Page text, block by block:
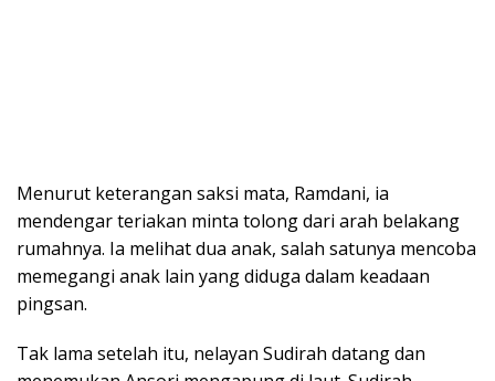
Menurut keterangan saksi mata, Ramdani, ia
mendengar teriakan minta tolong dari arah belakang
rumahnya. Ia melihat dua anak, salah satunya mencoba
memegangi anak lain yang diduga dalam keadaan
pingsan.
Tak lama setelah itu, nelayan Sudirah datang dan